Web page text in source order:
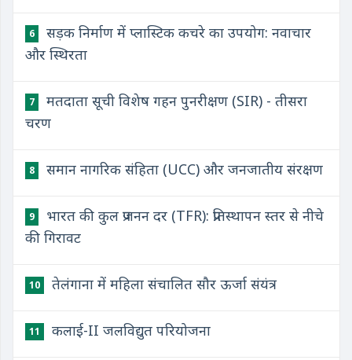
6
सड़क निर्माण में प्लास्टिक कचरे का उपयोग: नवाचार
और स्थिरता
7
मतदाता सूची विशेष गहन पुनरीक्षण (SIR) - तीसरा
चरण
8 समान नागरिक संहिता (UCC) और जनजातीय संरक्षण
9
भारत की कुल प्रजनन दर (TFR): प्रतिस्थापन स्तर से नीचे
की गिरावट
10 तेलंगाना में महिला संचालित सौर ऊर्जा संयंत्र
11 कलाई-II जलविद्युत परियोजना